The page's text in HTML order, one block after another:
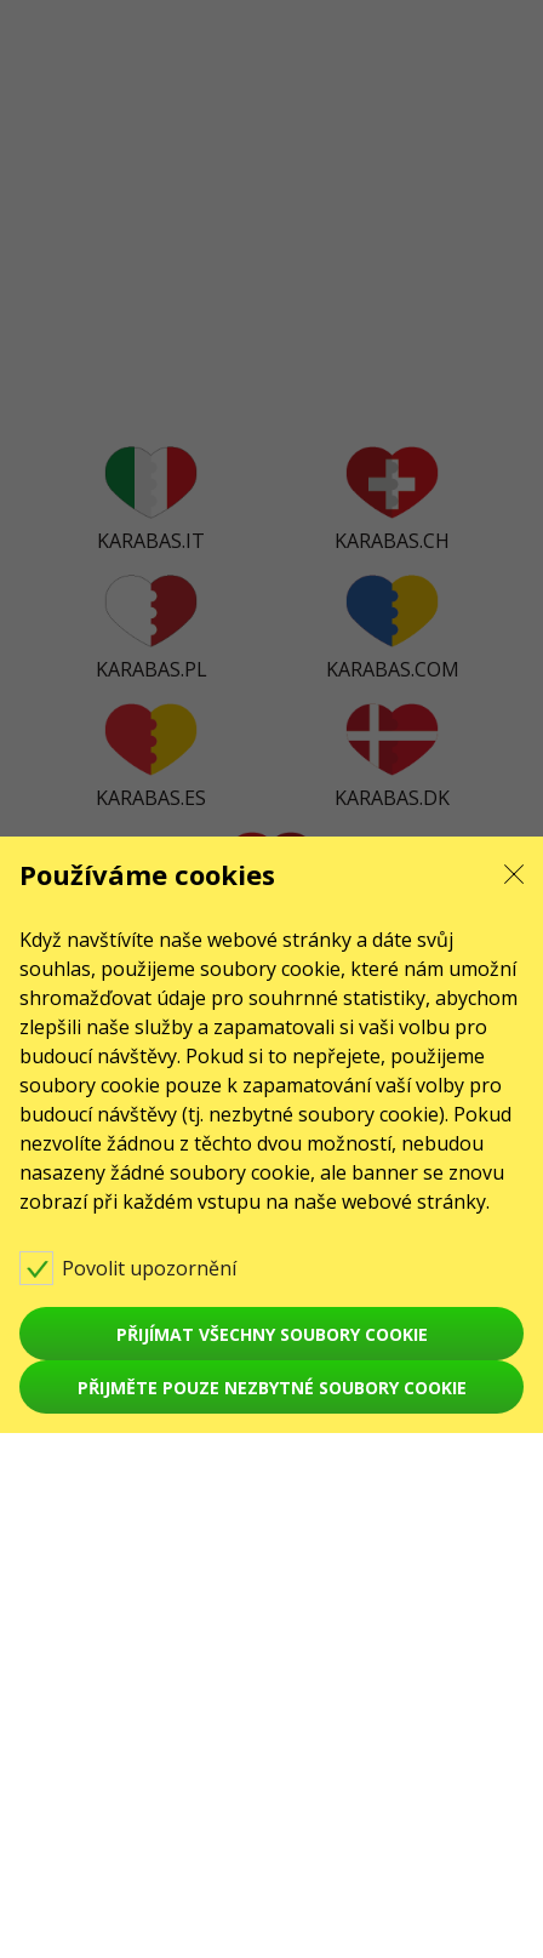
KARABAS.IT KARABAS.CH
KARABAS.PL KARABAS.COM
KARABAS.ES KARABAS.DK
KARABAS.CO
Používáme cookies
Když navštívíte naše webové stránky a dáte svůj
souhlas, použijeme soubory cookie, které nám umožní
shromažďovat údaje pro souhrnné statistiky, abychom
zlepšili naše služby a zapamatovali si vaši volbu pro
budoucí návštěvy. Pokud si to nepřejete, použijeme
soubory cookie pouze k zapamatování vaší volby pro
budoucí návštěvy (tj. nezbytné soubory cookie). Pokud
nezvolíte žádnou z těchto dvou možností, nebudou
nasazeny žádné soubory cookie, ale banner se znovu
zobrazí při každém vstupu na naše webové stránky.
Povolit upozornění
PŘIJÍMAT VŠECHNY SOUBORY COOKIE
PŘIJMĚTE POUZE NEZBYTNÉ SOUBORY COOKIE
KONTAKTY
Máte nějaké dotazy nebo návrhy?
Napište nám
Žádosti se zpracovávají prostřednictvím elektronického formuláře na stránce
sale@karabas.pl
Toto jsou internetové stránky společnosti GO2SHOW.CZ s.r.o., Praha, IČO:
190 00 Praha - Letňany, zapsané v obchodním rejstříku vedeném Městským
soudem v Praze, oddíl C, vložka 418867.
Koncerty
Divadla